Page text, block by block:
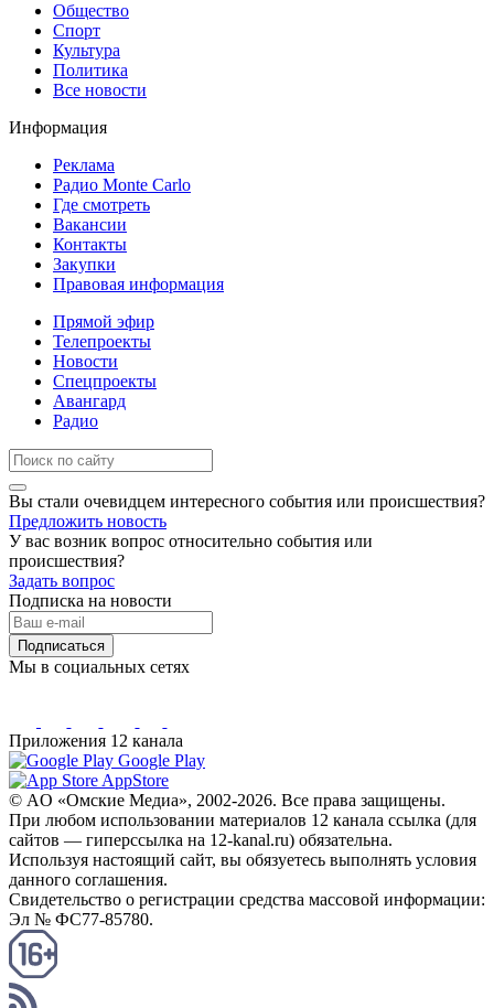
Общество
Спорт
Культура
Политика
Все новости
Информация
Реклама
Радио Monte Carlo
Где смотреть
Вакансии
Контакты
Закупки
Правовая информация
Прямой эфир
Телепроекты
Новости
Спецпроекты
Авангард
Радио
Вы стали очевидцем интересного события или происшествия?
Предложить новость
У вас возник вопрос относительно события или
происшествия?
Задать вопрос
Подписка на новости
Подписаться
Мы в социальных сетях
Приложения 12 канала
Google Play
AppStore
© AO «Омские Медиа», 2002-2026. Все права защищены.
При любом использовании материалов 12 канала ссылка (для
сайтов — гиперссылка на 12-kanal.ru) обязательна.
Используя настоящий сайт, вы обязуетесь выполнять условия
данного соглашения.
Свидетельство о регистрации средства массовой информации:
Эл № ФС77-85780.